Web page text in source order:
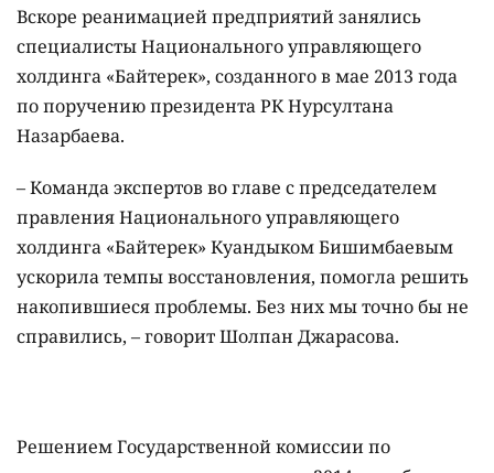
Вскоре реанимацией предприятий занялись
специалисты Национального управляющего
холдинга «Байтерек», созданного в мае 2013 года
по поручению президента РК Нурсултана
Назарбаева.
– Команда экспертов во главе с председателем
правления Национального управляющего
холдинга «Байтерек» Куандыком Бишимбаевым
ускорила темпы восстановления, помогла решить
накопившиеся проблемы. Без них мы точно бы не
справились, – говорит Шолпан Джарасова.
Решением Государственной комиссии по